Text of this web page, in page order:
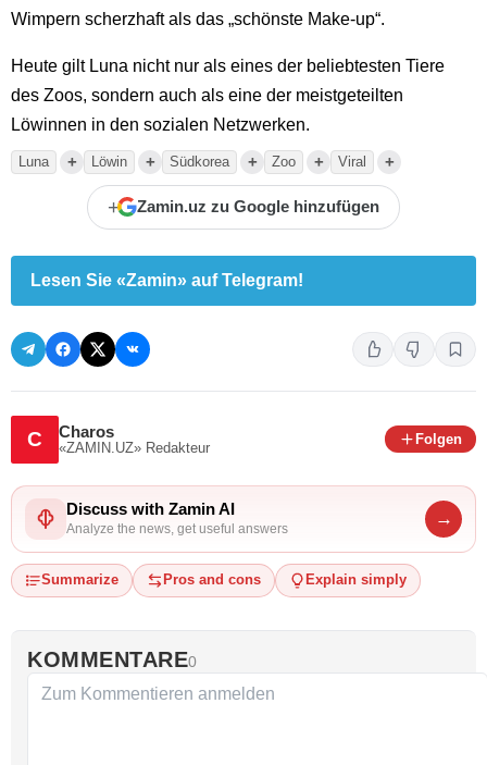
Wimpern scherzhaft als das „schönste Make-up“.
Heute gilt Luna nicht nur als eines der beliebtesten Tiere
des Zoos, sondern auch als eine der meistgeteilten
Löwinnen in den sozialen Netzwerken.
Luna + Löwin + Südkorea + Zoo + Viral +
+ Zamin.uz zu Google hinzufügen
Lesen Sie «Zamin» auf Telegram!
C Charos
«ZAMIN.UZ» Redakteur
Folgen
Discuss with Zamin AI
Analyze the news, get useful answers
→
Summarize Pros and cons Explain simply
KOMMENTARE0